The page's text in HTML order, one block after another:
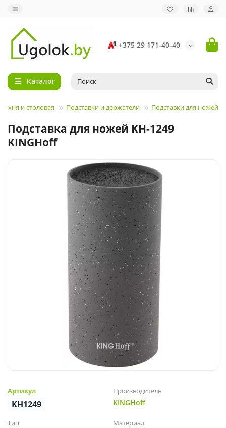
+375 29 171-40-40
Каталог
Кухня и столовая Подставки и держатели Подставки для ножей
Подставка для ножей KH-1249
KINGHoff
Артикул
KH1249
Производитель
KINGHoff
Тип Материал